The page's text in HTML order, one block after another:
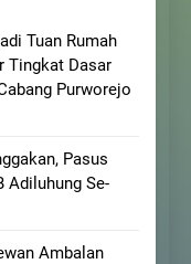
Tuan Rumah
Tingkat Dasar
Purworejo
Pasus
Adiluhung Se-
Ambalan